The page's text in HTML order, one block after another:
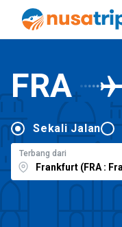
FRA
Sekali Jalan
Terbang dari